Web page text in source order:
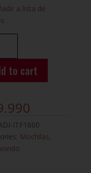
a lista de
to cart
ITF1600
Mochilas,